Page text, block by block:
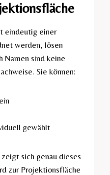
eindeutig einer
werden, lösen
Namen sind keine
Sie können:
gewählt
sich genau dieses
zur Projektionsfläche